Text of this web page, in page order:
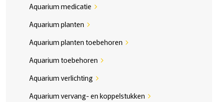
Aquarium medicatie chevron_right
Aquarium planten chevron_right
Aquarium planten toebehoren chevron_right
Aquarium toebehoren chevron_right
Aquarium verlichting chevron_right
Aquarium vervang- en koppelstukken chevron_right